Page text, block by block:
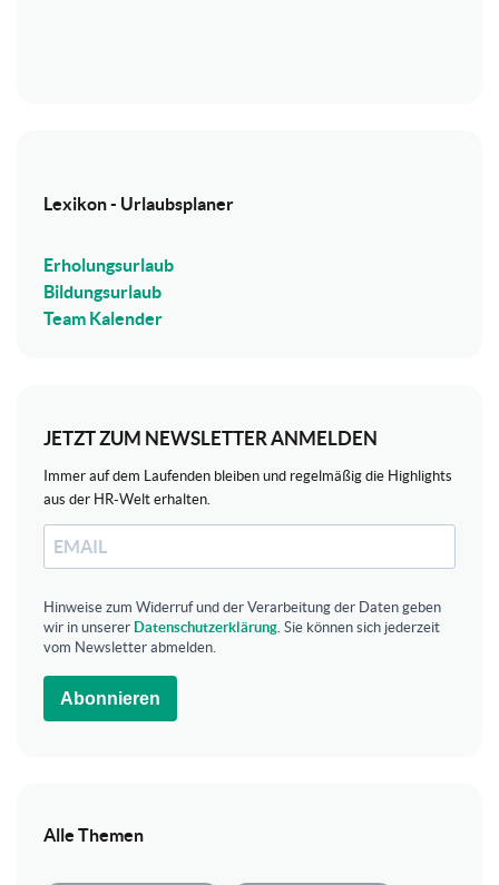
Lexikon - Urlaubsplaner
Erholungsurlaub
Bildungsurlaub
Team Kalender
JETZT ZUM NEWSLETTER ANMELDEN
Immer auf dem Laufenden bleiben und regelmäßig die Highlights
aus der HR-Welt erhalten.
Hinweise zum Widerruf und der Verarbeitung der Daten geben
wir in unserer Datenschutzerklärung. Sie können sich jederzeit
vom Newsletter abmelden.
Abonnieren
Alle Themen